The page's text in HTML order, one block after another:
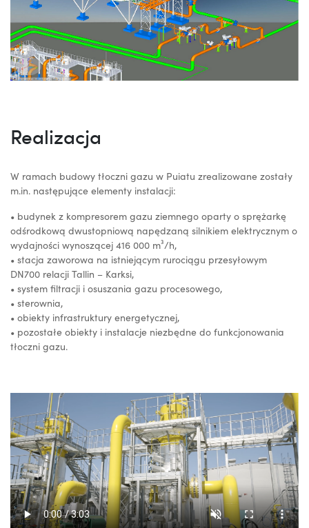
Realizacja
W ramach budowy tłoczni gazu w Puiatu zrealizowane zostały
m.in. następujące elementy instalacji:
• budynek z kompresorem gazu ziemnego oparty o sprężarkę
odśrodkową dwustopniową napędzaną silnikiem elektrycznym o
wydajności wynoszącej 416 000 m³/h,
• stacja zaworowa na istniejącym rurociągu przesyłowym
DN700 relacji Tallin – Karksi,
• system filtracji i osuszania gazu procesowego,
• sterownia,
• obiekty infrastruktury energetycznej,
• pozostałe obiekty i instalacje niezbędne do funkcjonowania
tłoczni gazu.